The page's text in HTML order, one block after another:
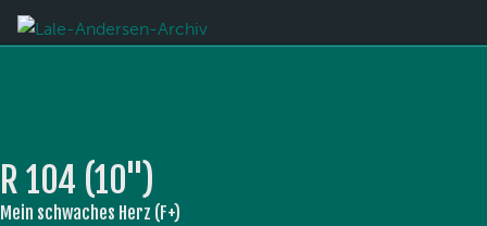
R 104 (10'')
Mein schwaches Herz (F+)